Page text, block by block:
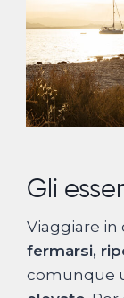
Gli
Viaggiare
fermarsi,
comunque